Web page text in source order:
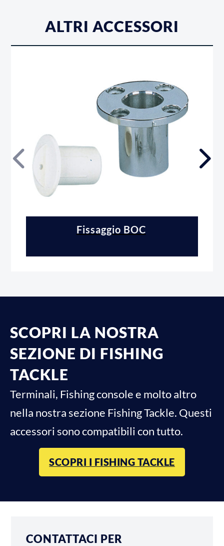
ALTRI ACCESSORI
Fissaggio BOC
SCOPRI LA NOSTRA
SEZIONE DI FISHING
TACKLE
Terminali, Fishing console e molto altro
nella nostra sezione Fishing Tackle. Questi
accessori sono compatibili con tutto.
SCOPRI I FISHING TACKLE
CONTATTACI PER